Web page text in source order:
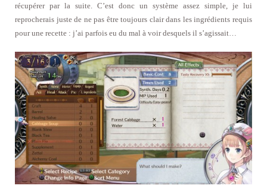
récupérer par la suite. C’est donc un système assez simple, je lui
reprocherais juste de ne pas être toujours clair dans les ingrédients requis
pour une recette : j’ai parfois eu du mal à voir desquels il s’agissait…